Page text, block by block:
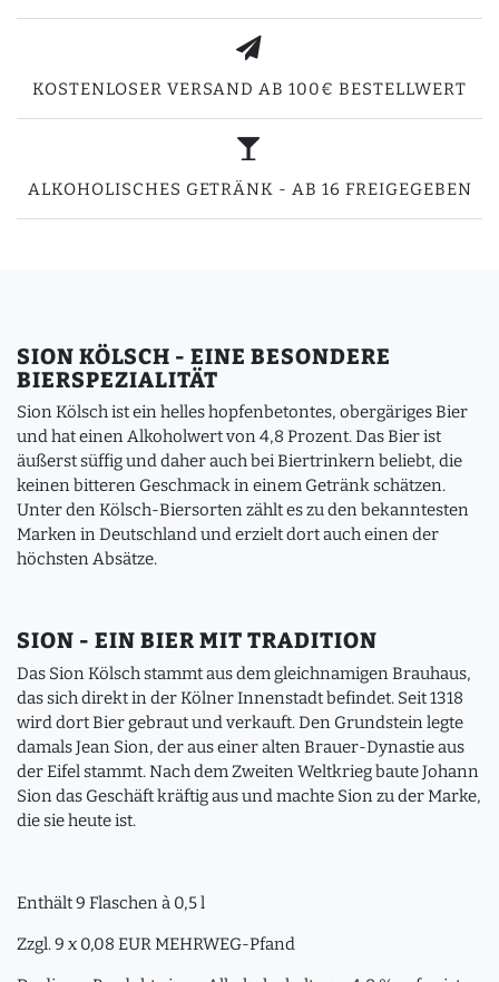
KOSTENLOSER VERSAND AB 100€ BESTELLWERT
ALKOHOLISCHES GETRÄNK - AB 16 FREIGEGEBEN
SION KÖLSCH - EINE BESONDERE
BIERSPEZIALITÄT
Sion Kölsch ist ein helles hopfenbetontes, obergäriges Bier
und hat einen Alkoholwert von 4,8 Prozent. Das Bier ist
äußerst süffig und daher auch bei Biertrinkern beliebt, die
keinen bitteren Geschmack in einem Getränk schätzen.
Unter den Kölsch-Biersorten zählt es zu den bekanntesten
Marken in Deutschland und erzielt dort auch einen der
höchsten Absätze.
SION - EIN BIER MIT TRADITION
Das Sion Kölsch stammt aus dem gleichnamigen Brauhaus,
das sich direkt in der Kölner Innenstadt befindet. Seit 1318
wird dort Bier gebraut und verkauft. Den Grundstein legte
damals Jean Sion, der aus einer alten Brauer-Dynastie aus
der Eifel stammt. Nach dem Zweiten Weltkrieg baute Johann
Sion das Geschäft kräftig aus und machte Sion zu der Marke,
die sie heute ist.
Enthält 9 Flaschen à 0,5 l
Zzgl. 9 x 0,08 EUR MEHRWEG-Pfand